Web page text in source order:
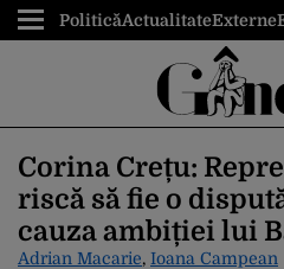
PoliticăActualitateExterne
Corina Crețu:
riscă să fie o
cauza ambiției lui
Adrian Macarie, Ioana Campean